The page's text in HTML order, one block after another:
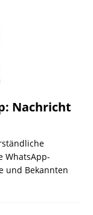
Nachricht
WhatsApp-
und Bekannten